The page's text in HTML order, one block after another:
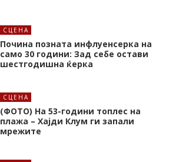
СЦЕНА
Почина позната инфлуенсерка на
само 30 години: Зад себе остави
шестгодишна ќерка
СЦЕНА
(ФОТО) На 53-години топлес на
плажа – Хајди Клум ги запали
мрежите